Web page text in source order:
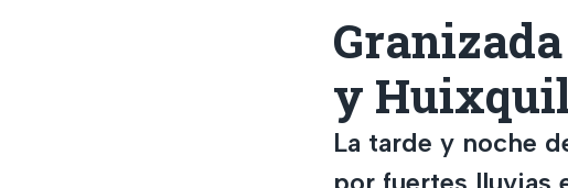
y
La tarde y noche